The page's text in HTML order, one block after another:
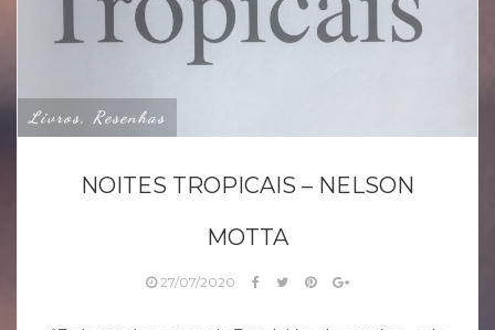
Livros, Resenhas
NOITES TROPICAIS – NELSON
MOTTA
27/07/2020